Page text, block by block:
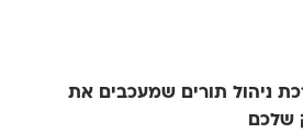
ניהול תורים שמעכבים את
שלכם